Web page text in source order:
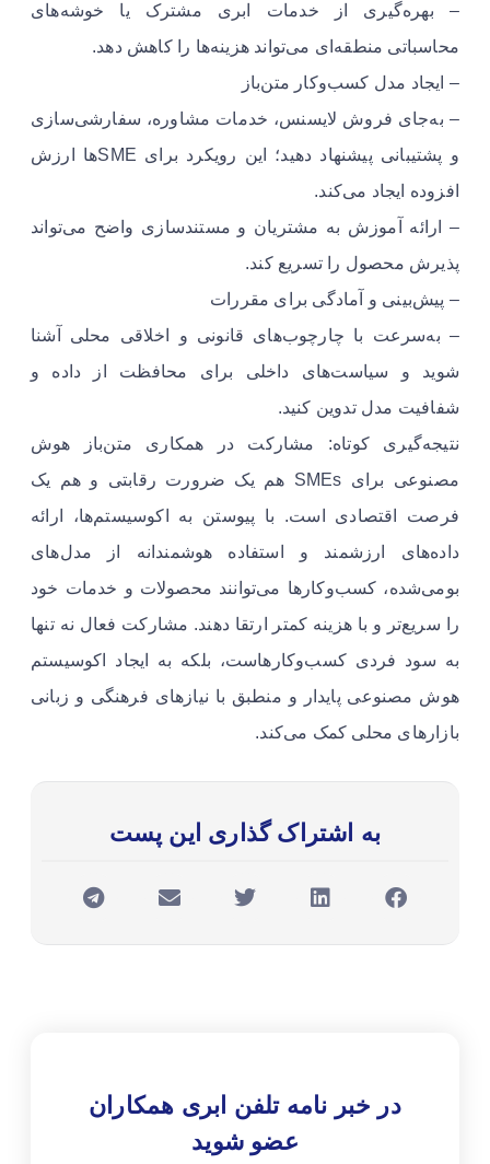
– بهره‌گیری از خدمات ابری مشترک یا خوشه‌های
محاسباتی منطقه‌ای می‌تواند هزینه‌ها را کاهش دهد.
– ایجاد مدل کسب‌وکار متن‌باز
– به‌جای فروش لایسنس، خدمات مشاوره، سفارشی‌سازی
و پشتیبانی پیشنهاد دهید؛ این رویکرد برای SMEها ارزش
افزوده ایجاد می‌کند.
– ارائه آموزش به مشتریان و مستندسازی واضح می‌تواند
پذیرش محصول را تسریع کند.
– پیش‌بینی و آمادگی برای مقررات
– به‌سرعت با چارچوب‌های قانونی و اخلاقی محلی آشنا
شوید و سیاست‌های داخلی برای محافظت از داده و
شفافیت مدل تدوین کنید.
نتیجه‌گیری کوتاه: مشارکت در همکاری متن‌باز هوش
مصنوعی برای SMEs هم یک ضرورت رقابتی و هم یک
فرصت اقتصادی است. با پیوستن به اکوسیستم‌ها، ارائه
داده‌های ارزشمند و استفاده هوشمندانه از مدل‌های
بومی‌شده، کسب‌وکارها می‌توانند محصولات و خدمات خود
را سریع‌تر و با هزینه کمتر ارتقا دهند. مشارکت فعال نه تنها
به سود فردی کسب‌وکارهاست، بلکه به ایجاد اکوسیستم
هوش مصنوعی پایدار و منطبق با نیازهای فرهنگی و زبانی
بازارهای محلی کمک می‌کند.
به اشتراک گذاری این پست
در خبر نامه تلفن ابری همکاران
عضو شوید